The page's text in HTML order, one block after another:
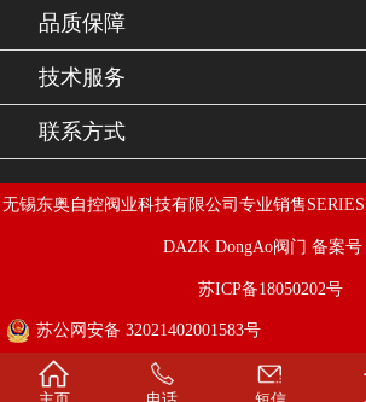
品质保障
技术服务
联系方式
无锡东奥自控阀业科技有限公司专业销售
DAZK DongAo阀门 备案号
苏ICP备18050202号
苏公网安备 32021402001583号